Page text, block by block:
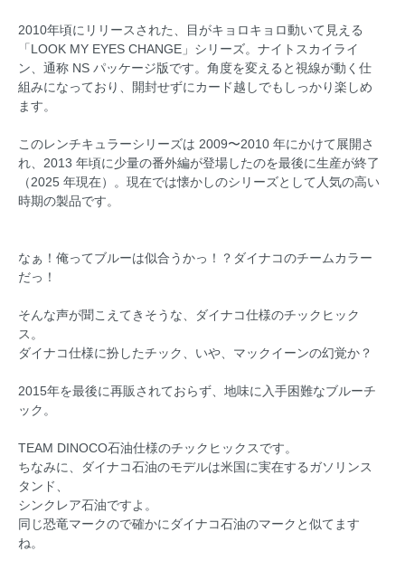
2010年頃にリリースされた、目がキョロキョロ動いて見える
「LOOK MY EYES CHANGE」シリーズ。ナイトスカイライ
ン、通称 NS パッケージ版です。角度を変えると視線が動く仕
組みになっており、開封せずにカード越しでもしっかり楽しめ
ます。
このレンチキュラーシリーズは 2009〜2010 年にかけて展開さ
れ、2013 年頃に少量の番外編が登場したのを最後に生産が終了
（2025 年現在）。現在では懐かしのシリーズとして人気の高い
時期の製品です。
なぁ！俺ってブルーは似合うかっ！？ダイナコのチームカラー
だっ！
そんな声が聞こえてきそうな、ダイナコ仕様のチックヒック
ス。
ダイナコ仕様に扮したチック、いや、マックイーンの幻覚か？
2015年を最後に再販されておらず、地味に入手困難なブルーチ
ック。
TEAM DINOCO石油仕様のチックヒックスです。
ちなみに、ダイナコ石油のモデルは米国に実在するガソリンス
タンド、
シンクレア石油ですよ。
同じ恐竜マークので確かにダイナコ石油のマークと似てます
ね。